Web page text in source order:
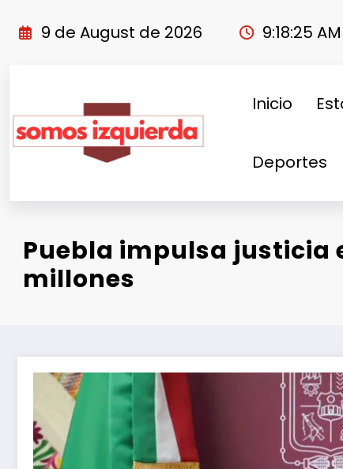
9 de August de 2026 9:18:26 AM
Inicio
Deportes
Puebla impulsa justicia
millones